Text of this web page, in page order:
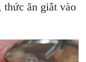
thức ăn giắt vào